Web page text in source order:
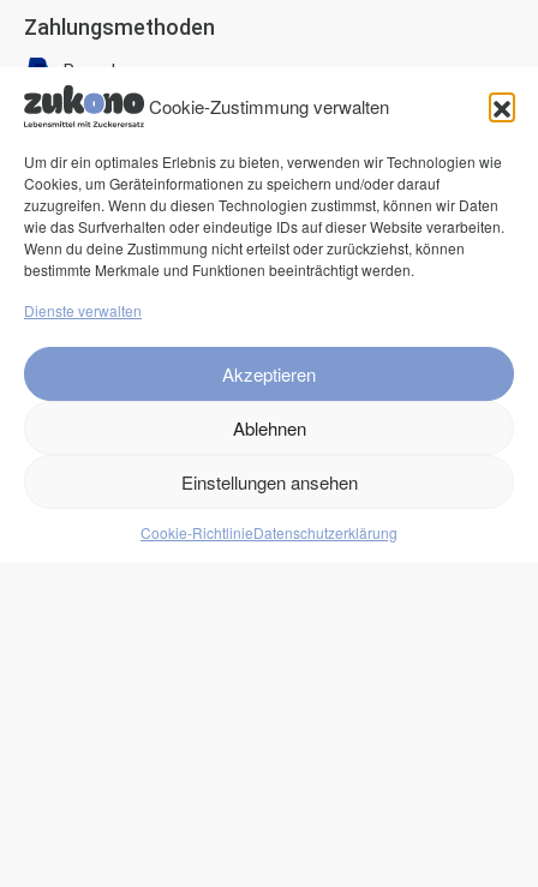
Cookie-Zustimmung verwalten
Um dir ein optimales Erlebnis zu bieten, verwenden wir Technologien wie
Cookies, um Geräteinformationen zu speichern und/oder darauf
zuzugreifen. Wenn du diesen Technologien zustimmst, können wir Daten
wie das Surfverhalten oder eindeutige IDs auf dieser Website verarbeiten.
Wenn du deine Zustimmung nicht erteilst oder zurückziehst, können
bestimmte Merkmale und Funktionen beeinträchtigt werden.
Dienste verwalten
Akzeptieren
Ablehnen
Einstellungen ansehen
Cookie-RichtlinieDatenschutzerklärung
Zahlungsmethoden
Paypal
Visa
American Express
Klarna Pay now
Klarna Rechnung
FAQ